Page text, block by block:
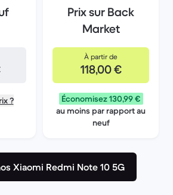
?
Prix sur Back
Market
À partir de
118,00 €
Économisez 130,99 €
au moins par rapport au
neuf
Xiaomi Redmi Note 10 5G